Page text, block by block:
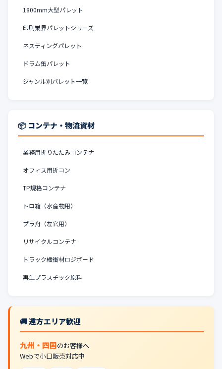
1800mm大型パレット
印刷業界パレットシリーズ
ネスティングパレット
ドラム缶パレット
ジャンル別パレット一覧
📦 コンテナ・物流資材
業務用折りたたみコンテナ
オフィス用折コン
TP規格コンテナ
トロ箱（水産物用）
プラ舟（左官用）
リサイクルコンテナ
トラック緩衝材ロジボード
再生プラスチック原料
🚚 遠方エリア歓迎
九州・四国のお客様へ
Webで小口販売対応中